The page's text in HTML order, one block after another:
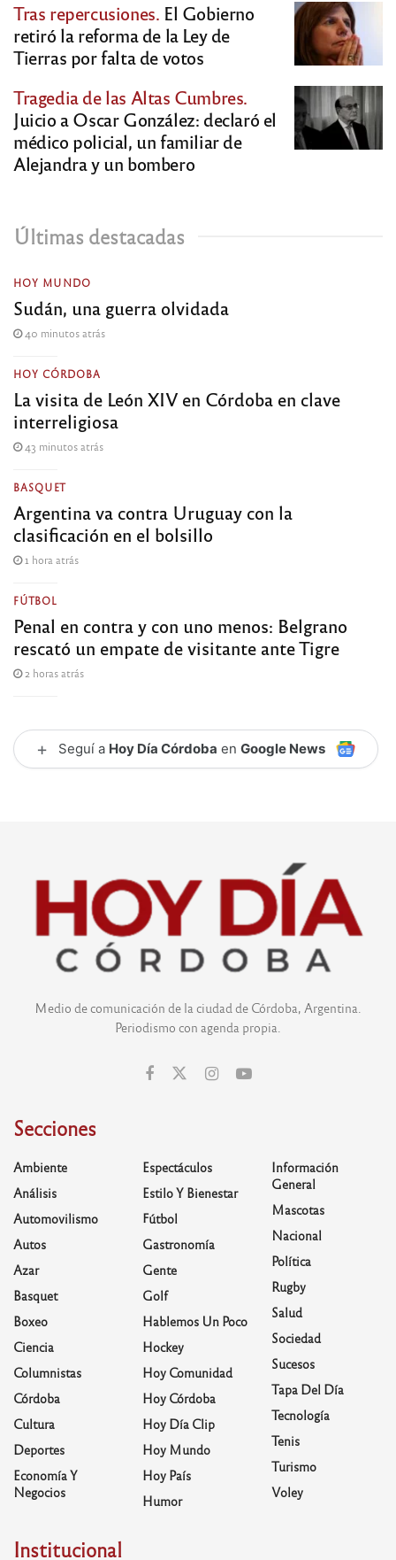
Tras repercusiones. El Gobierno
retiró la reforma de la Ley de
Tierras por falta de votos
Tragedia de las Altas Cumbres.
Juicio a Oscar González: declaró el
médico policial, un familiar de
Alejandra y un bombero
Últimas destacadas
HOY MUNDO
Sudán, una guerra olvidada
40 minutos atrás
HOY CÓRDOBA
La visita de León XIV en Córdoba en clave
interreligiosa
43 minutos atrás
BASQUET
Argentina va contra Uruguay con la
clasificación en el bolsillo
1 hora atrás
FÚTBOL
Penal en contra y con uno menos: Belgrano
rescató un empate de visitante ante Tigre
2 horas atrás
+ Seguí a Hoy Día Córdoba en Google News
Medio de comunicación de la ciudad de Córdoba, Argentina.
Periodismo con agenda propia.
Secciones
Ambiente
Análisis
Automovilismo
Autos
Azar
Basquet
Boxeo
Ciencia
Columnistas
Córdoba
Cultura
Deportes
Economía Y
Negocios
Espectáculos
Estilo Y Bienestar
Fútbol
Gastronomía
Gente
Golf
Hablemos Un Poco
Hockey
Hoy Comunidad
Hoy Córdoba
Hoy Día Clip
Hoy Mundo
Hoy País
Humor
Información
General
Mascotas
Nacional
Política
Rugby
Salud
Sociedad
Sucesos
Tapa Del Día
Tecnología
Tenis
Turismo
Voley
Institucional